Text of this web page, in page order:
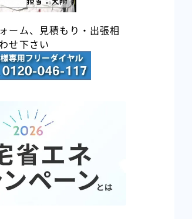
ーム、見積もり・出張相
せ下さい